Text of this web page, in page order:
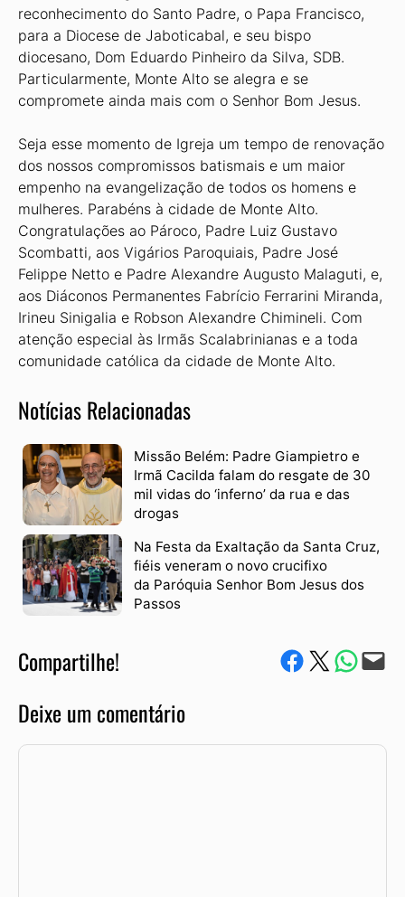
reconhecimento do Santo Padre, o Papa Francisco,
para a Diocese de Jaboticabal, e seu bispo
diocesano, Dom Eduardo Pinheiro da Silva, SDB.
Particularmente, Monte Alto se alegra e se
compromete ainda mais com o Senhor Bom Jesus.
Seja esse momento de Igreja um tempo de renovação
dos nossos compromissos batismais e um maior
empenho na evangelização de todos os homens e
mulheres. Parabéns à cidade de Monte Alto.
Congratulações ao Pároco, Padre Luiz Gustavo
Scombatti, aos Vigários Paroquiais, Padre José
Felippe Netto e Padre Alexandre Augusto Malaguti, e,
aos Diáconos Permanentes Fabrício Ferrarini Miranda,
Irineu Sinigalia e Robson Alexandre Chimineli. Com
atenção especial às Irmãs Scalabrinianas e a toda
comunidade católica da cidade de Monte Alto.
Notícias Relacionadas
Missão Belém: Padre Giampietro e
Irmã Cacilda falam do resgate de 30
mil vidas do ‘inferno’ da rua e das
drogas
Na Festa da Exaltação da Santa Cruz,
fiéis veneram o novo crucifixo
da Paróquia Senhor Bom Jesus dos
Passos
Compartilhe! Compartilhe no Facebook
Compartilhe no Twitter
Compartile via
Envie via e-mail
Deixe um comentário
Comentário